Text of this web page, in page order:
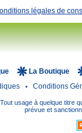
légales de
La Boutique
Conditions
usage à quelque
prévue et